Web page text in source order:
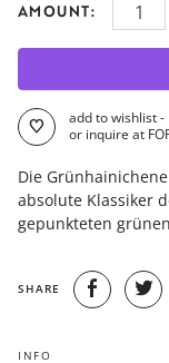
AMOUNT:
add to wishlist -
or inquire at
Die
absolute Klassiker
gepunkteten
SHARE
INFO